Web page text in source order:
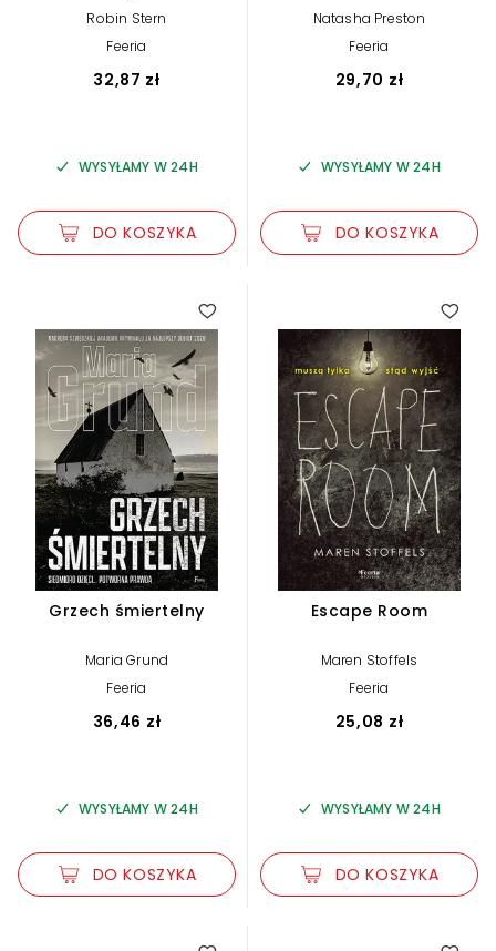
Robin Stern
Feeria
32,87 zł
WYSYŁAMY W 24H
DO KOSZYKA
Natasha Preston
Feeria
29,70 zł
WYSYŁAMY W 24H
DO KOSZYKA
Grzech śmiertelny
Maria Grund
Feeria
36,46 zł
WYSYŁAMY W 24H
DO KOSZYKA
Escape Room
Maren Stoffels
Feeria
25,08 zł
WYSYŁAMY W 24H
DO KOSZYKA